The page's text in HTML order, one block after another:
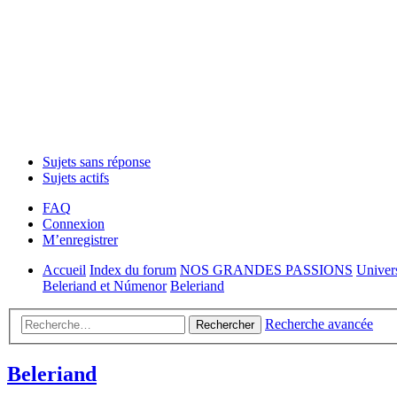
Sujets sans réponse
Sujets actifs
FAQ
Connexion
M’enregistrer
Accueil Index du forum NOS GRANDES PASSIONS
Beleriand et Númenor Beleriand
Rechercher Recherche avancée
Beleriand